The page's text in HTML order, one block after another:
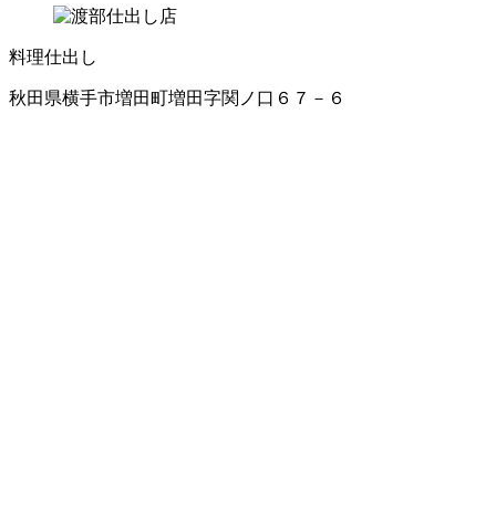
料理仕出し
秋田県横手市増田町増田字関ノ口６７－６